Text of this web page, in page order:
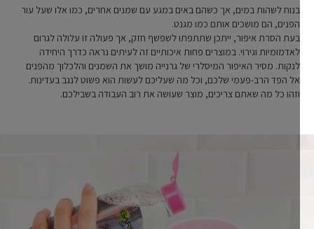
בנוח לשהות במים, אך כשהם באים במגע עם שמנים אחרים, כמו אלו שעל עור
הפנים, הם מושכים אותם כמו מגנט.
בעת הסרת איפור, ייתכן שתתפתו לשפשף חזק, אך פעולה זו עלולה לגרום
לאדמומיות וגירוי. במוצרים פחות איכותיים זה לעיתים נראה כדרך היחידה
לנקות. מסיר האיפור המיסלרי של גרנייה מושך את השמנים והלכלוך מהפנים
אל הפד הרב-פעמי שלכם, וכל מה שעליכם לעשות הוא פשוט לנגב בעדינות.
וזהו כל מה שאתם צריכים, מוצר שעושה את רוב העבודה בשבילכם.